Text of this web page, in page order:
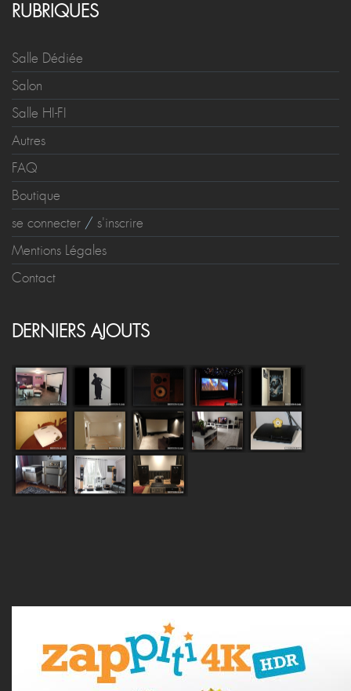
RUBRIQUES
Salle Dédiée
Salon
Salle HI-FI
Autres
FAQ
Boutique
se connecter / s'inscrire
Mentions Légales
Contact
DERNIERS AJOUTS